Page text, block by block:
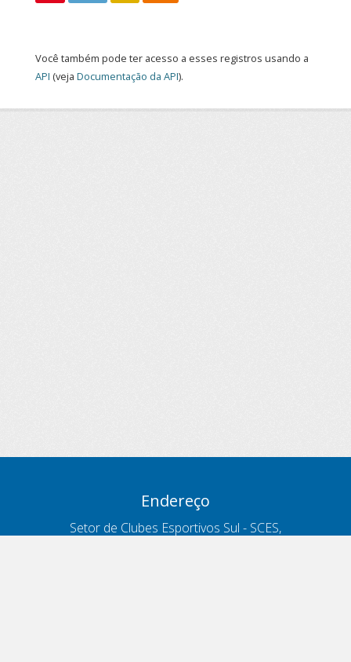
Você também pode ter acesso a esses registros usando a
API (veja Documentação da API).
Endereço
Setor de Clubes Esportivos Sul - SCES,